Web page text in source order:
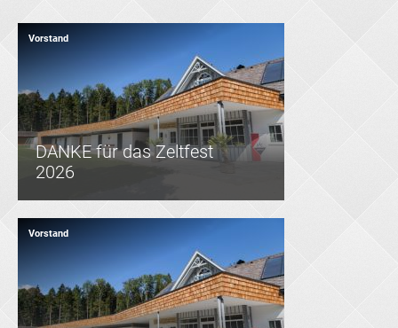
Vorstand
DANKE für das Zeltfest
2026
Vorstand